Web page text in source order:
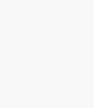
规模取胜，华